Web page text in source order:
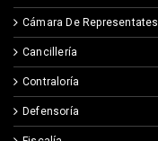
Cámara De Representates
Cancillería
Contraloría
Defensoría